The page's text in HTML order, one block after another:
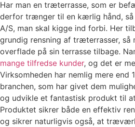
Har man en træterrasse, som er
derfor trænger til en kærlig hånd, så
A/S, man skal kigge ind forbi. Her
grundig rensning af træterrasser, så
overflade på sin terrasse tilbage.
mange tilfredse kunder, og det er
Virksomheden har nemlig mere end
branchen, som har givet dem
og udvikle et fantastisk produkt til
Produktet sikrer både en effektiv
og sikrer naturligvis også, at